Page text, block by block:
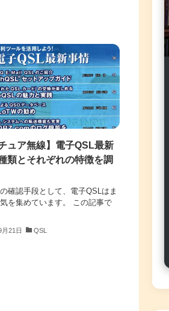
ュア無線】電子QSL最新
類とそれぞれの特徴を調
確認手段として、電子QSLはま
を集めています。 この記事で
21日 QSL